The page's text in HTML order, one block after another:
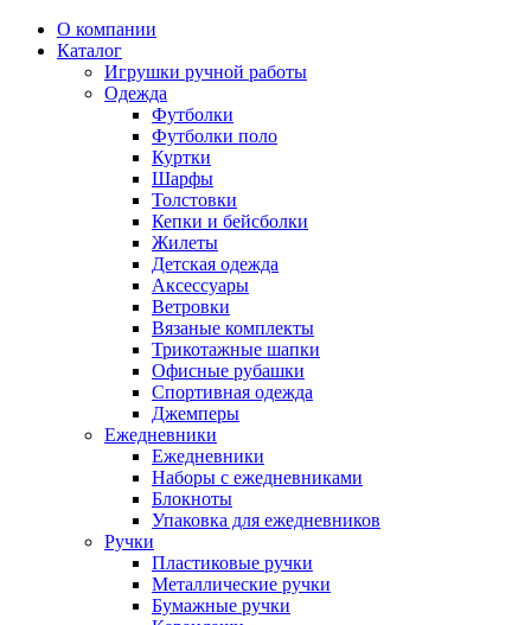
О компании
Каталог
Игрушки ручной работы
Одежда
Футболки
Футболки поло
Куртки
Шарфы
Толстовки
Кепки и бейсболки
Жилеты
Детская одежда
Аксессуары
Ветровки
Вязаные комплекты
Трикотажные шапки
Офисные рубашки
Спортивная одежда
Джемперы
Ежедневники
Ежедневники
Наборы с ежедневниками
Блокноты
Упаковка для ежедневников
Ручки
Пластиковые ручки
Металлические ручки
Бумажные ручки